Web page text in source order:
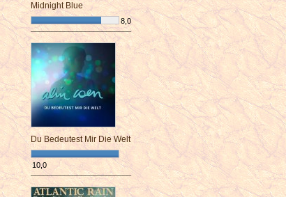
Midnight Blue
8,0
¯¯¯¯¯¯¯¯¯¯¯¯¯¯¯¯¯¯¯¯¯¯¯¯
Du Bedeutest Mir Die Welt
10,0
¯¯¯¯¯¯¯¯¯¯¯¯¯¯¯¯¯¯¯¯¯¯¯¯